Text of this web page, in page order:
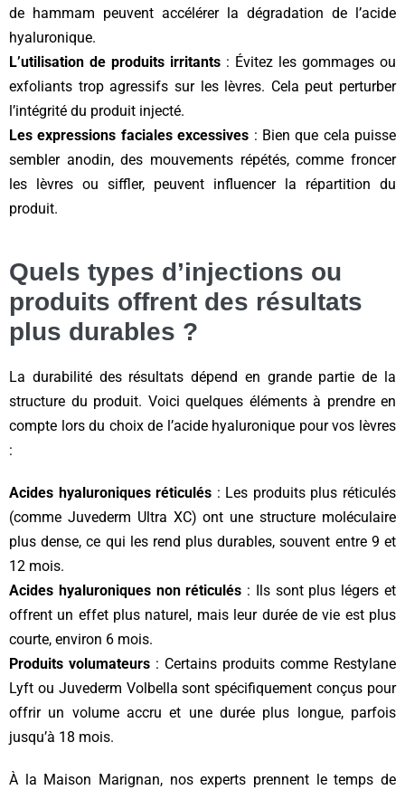
de hammam peuvent accélérer la dégradation de l’acide
hyaluronique.
L’utilisation de produits irritants : Évitez les gommages ou
exfoliants trop agressifs sur les lèvres. Cela peut perturber
l’intégrité du produit injecté.
Les expressions faciales excessives : Bien que cela puisse
sembler anodin, des mouvements répétés, comme froncer
les lèvres ou siffler, peuvent influencer la répartition du
produit.
Quels types d’injections ou
produits offrent des résultats
plus durables ?
La durabilité des résultats dépend en grande partie de la
structure du produit. Voici quelques éléments à prendre en
compte lors du choix de l’acide hyaluronique pour vos lèvres
:
Acides hyaluroniques réticulés : Les produits plus réticulés
(comme Juvederm Ultra XC) ont une structure moléculaire
plus dense, ce qui les rend plus durables, souvent entre 9 et
12 mois.
Acides hyaluroniques non réticulés : Ils sont plus légers et
offrent un effet plus naturel, mais leur durée de vie est plus
courte, environ 6 mois.
Produits volumateurs : Certains produits comme Restylane
Lyft ou Juvederm Volbella sont spécifiquement conçus pour
offrir un volume accru et une durée plus longue, parfois
jusqu’à 18 mois.
À la Maison Marignan, nos experts prennent le temps de